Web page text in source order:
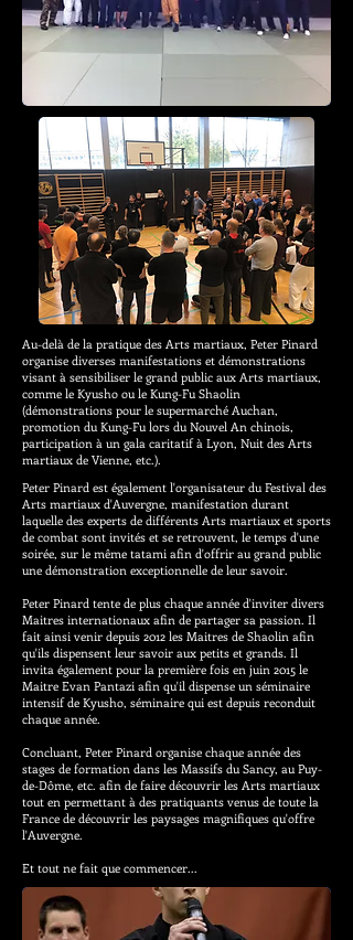
Au-delà de la pratique des Arts martiaux, Peter Pinard
organise diverses manifestations et démonstrations
visant à sensibiliser le grand public aux Arts martiaux,
comme le Kyusho ou le Kung-Fu Shaolin
(démonstrations pour le supermarché Auchan,
promotion du Kung-Fu lors du Nouvel An chinois,
participation à un gala caritatif à Lyon, Nuit des Arts
martiaux de Vienne, etc.).
Peter Pinard est également l'organisateur du Festival des
Arts martiaux d'Auvergne, manifestation durant
laquelle des experts de différents Arts martiaux et sports
de combat sont invités et se retrouvent, le temps d'une
soirée, sur le même tatami afin d'offrir au grand public
une démonstration exceptionnelle de leur savoir.
Peter Pinard tente de plus chaque année d'inviter divers
Maitres internationaux afin de partager sa passion. Il
fait ainsi venir depuis 2012 les Maitres de Shaolin afin
qu'ils dispensent leur savoir aux petits et grands. Il
invita également pour la première fois en juin 2015 le
Maitre Evan Pantazi afin qu'il dispense un séminaire
intensif de Kyusho, séminaire qui est depuis reconduit
chaque année.
Concluant, Peter Pinard organise chaque année des
stages de formation dans les Massifs du Sancy, au Puy-
de-Dôme, etc. afin de faire découvrir les Arts martiaux
tout en permettant à des pratiquants venus de toute la
France de découvrir les paysages magnifiques qu'offre
l'Auvergne.
Et tout ne fait que commencer...